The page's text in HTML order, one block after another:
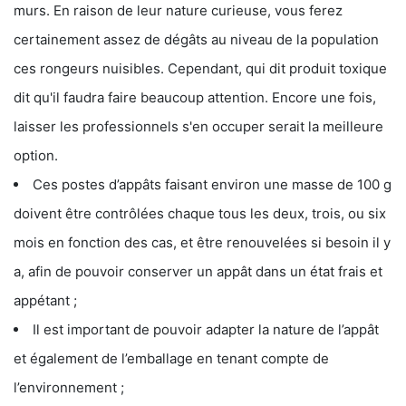
murs. En raison de leur nature curieuse, vous ferez
certainement assez de dégâts au niveau de la population
ces rongeurs nuisibles. Cependant, qui dit produit toxique
dit qu'il faudra faire beaucoup attention. Encore une fois,
laisser les professionnels s'en occuper serait la meilleure
option.
Ces postes d’appâts faisant environ une masse de 100 g
doivent être contrôlées chaque tous les deux, trois, ou six
mois en fonction des cas, et être renouvelées si besoin il y
a, afin de pouvoir conserver un appât dans un état frais et
appétant ;
Il est important de pouvoir adapter la nature de l’appât
et également de l’emballage en tenant compte de
l’environnement ;